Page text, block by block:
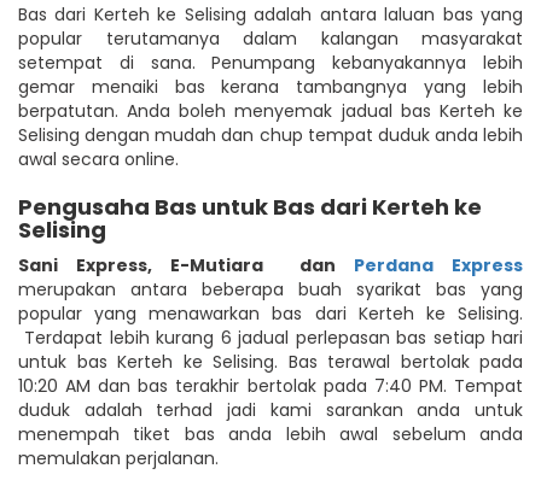
Bas dari Kerteh ke Selising adalah antara laluan bas yang
popular terutamanya dalam kalangan masyarakat
setempat di sana. Penumpang kebanyakannya lebih
gemar menaiki bas kerana tambangnya yang lebih
berpatutan. Anda boleh menyemak jadual bas Kerteh ke
Selising dengan mudah dan chup tempat duduk anda lebih
awal secara online.
Pengusaha Bas untuk Bas dari Kerteh ke
Selising
Sani Express, E-Mutiara dan Perdana Express
merupakan antara beberapa buah syarikat bas yang
popular yang menawarkan bas dari Kerteh ke Selising.
Terdapat lebih kurang 6 jadual perlepasan bas setiap hari
untuk bas Kerteh ke Selising. Bas terawal bertolak pada
10:20 AM dan bas terakhir bertolak pada 7:40 PM. Tempat
duduk adalah terhad jadi kami sarankan anda untuk
menempah tiket bas anda lebih awal sebelum anda
memulakan perjalanan.